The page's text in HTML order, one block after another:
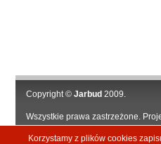
Copyright © Jarbud 2009.
Wszystkie prawa zastrzeżone.
Korzystamy z plików cookies